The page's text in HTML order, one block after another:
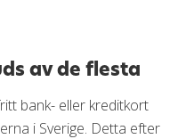
av de flesta
bank- eller kreditkort
i Sverige. Detta efter